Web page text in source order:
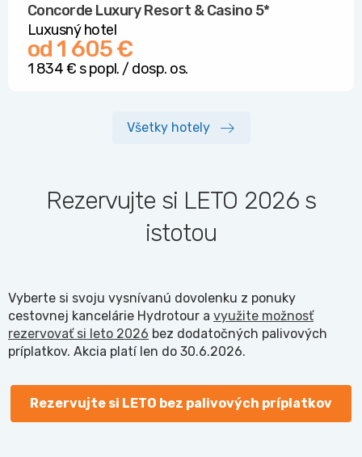
Concorde Luxury Resort & Casino 5*
Luxusný hotel
od 1 605 €
1 834 € s popl. / dosp. os.
Všetky hotely
Rezervujte si LETO 2026 s
istotou
Vyberte si svoju vysnívanú dovolenku z ponuky
cestovnej kancelárie Hydrotour a využite možnosť
rezervovať si leto 2026 bez dodatočných palivových
príplatkov. Akcia platí len do 30.6.2026.
Rezervujte si LETO bez palivových príplatkov